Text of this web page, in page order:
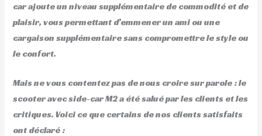
car ajoute un niveau supplémentaire de commodité et de
plaisir, vous permettant d’emmener un ami ou une
cargaison supplémentaire sans compromettre le style ou
le confort.
Mais ne vous contentez pas de nous croire sur parole : le
scooter avec side-car M2 a été salué par les clients et les
critiques. Voici ce que certains de nos clients satisfaits
ont déclaré :